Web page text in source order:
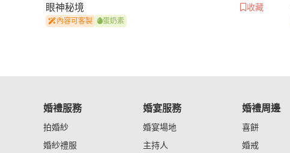
眼神秘境 收藏
內容可客製 蛋奶素
婚禮服務
拍婚紗
婚紗禮服
婚宴服務
婚宴場地
主持人
婚禮周邊
喜餅
婚戒